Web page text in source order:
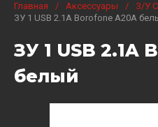
Главная / Аксессуары / З/У
ЗУ 1 USB 2.1A Borofone A20A
ЗУ 1 USB 2.1A
белый